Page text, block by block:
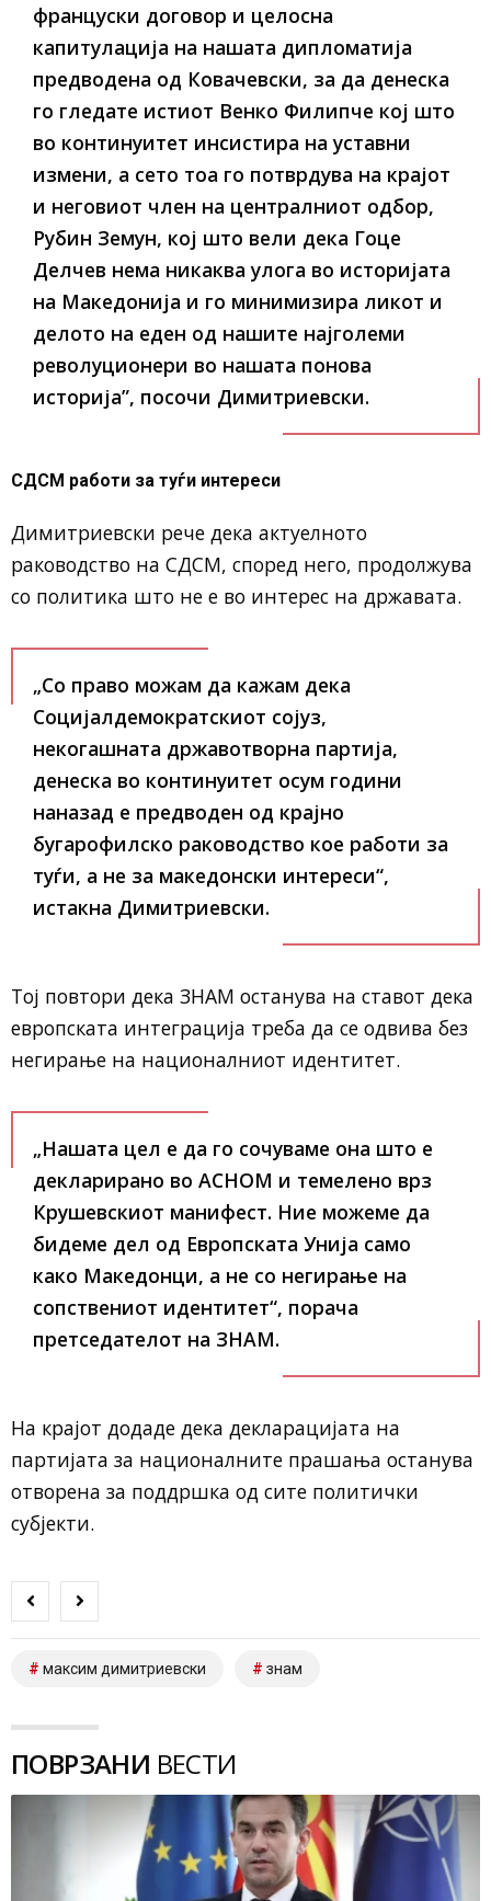
француски договор и целосна
капитулација на нашата дипломатија
предводена од Ковачевски, за да денеска
го гледате истиот Венко Филипче кој што
во континуитет инсистира на уставни
измени, а сето тоа го потврдува на крајот
и неговиот член на централниот одбор,
Рубин Земун, кој што вели дека Гоце
Делчев нема никаква улога во историјата
на Македонија и го минимизира ликот и
делото на еден од нашите најголеми
револуционери во нашата понова
историја”, посочи Димитриевски.
СДСМ работи за туѓи интереси
Димитриевски рече дека актуелното
раководство на СДСМ, според него, продолжува
со политика што не е во интерес на државата.
„Со право можам да кажам дека
Социјалдемократскиот сојуз,
некогашната државотворна партија,
денеска во континуитет осум години
наназад е предводен од крајно
бугарофилско раководство кое работи за
туѓи, а не за македонски интереси“,
истакна Димитриевски.
Тој повтори дека ЗНАМ останува на ставот дека
европската интеграција треба да се одвива без
негирање на националниот идентитет.
„Нашата цел е да го сочуваме она што е
декларирано во АСНОМ и темелено врз
Крушевскиот манифест. Ние можеме да
бидеме дел од Европската Унија само
како Македонци, а не со негирање на
сопствениот идентитет“, порача
претседателот на ЗНАМ.
На крајот додаде дека декларацијата на
партијата за националните прашања останува
отворена за поддршка од сите политички
субјекти.
максим димитриевски знам
ПОВРЗАНИ ВЕСТИ